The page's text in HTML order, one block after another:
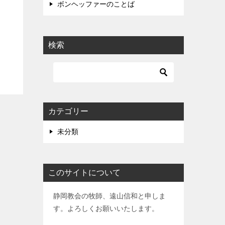
ボンヘッファーのことば
検索
カテゴリー
未分類
このサイトについて
静岡教会の牧師、遠山信和と申しま
す。よろしくお願いいたします。